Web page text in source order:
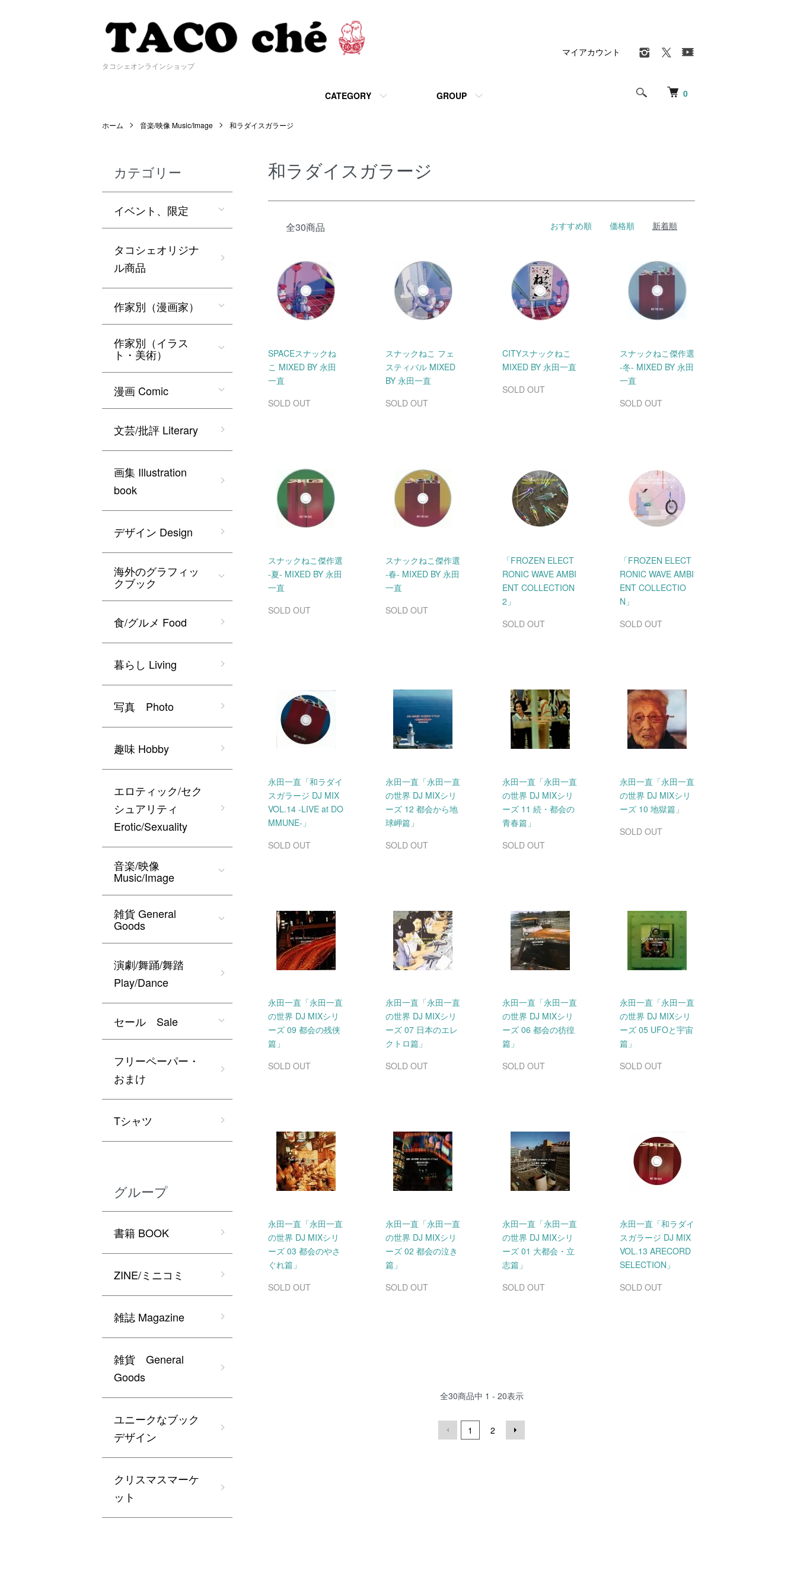
タコシェオンラインショップ
0
CATEGORY GROUP
マイアカウント
ホーム 音楽/映像 Music/Image 和ラダイスガラージ
和ラダイスガラージ
全30商品 おすすめ順 価格順 新着順
SPACEスナックね
こ MIXED BY 永田
一直
SOLD OUT
スナックねこ フェ
スティバル MIXED
BY 永田一直
SOLD OUT
CITYスナックねこ
MIXED BY 永田一直
SOLD OUT
スナックねこ傑作選
-冬- MIXED BY 永田
一直
SOLD OUT
スナックねこ傑作選
-夏- MIXED BY 永田
一直
SOLD OUT
スナックねこ傑作選
-春- MIXED BY 永田
一直
SOLD OUT
「FROZEN ELECT
RONIC WAVE AMBI
ENT COLLECTION
2」
SOLD OUT
「FROZEN ELECT
RONIC WAVE AMBI
ENT COLLECTIO
N」
SOLD OUT
永田一直「和ラダイ
スガラージ DJ MIX
VOL.14 -LIVE at DO
MMUNE-」
SOLD OUT
永田一直「永田一直
の世界 DJ MIXシリ
ーズ 12 都会から地
球岬篇」
SOLD OUT
永田一直「永田一直
の世界 DJ MIXシリ
ーズ 11 続・都会の
青春篇」
SOLD OUT
永田一直「永田一直
の世界 DJ MIXシリ
ーズ 10 地獄篇」
SOLD OUT
永田一直「永田一直
の世界 DJ MIXシリ
ーズ 09 都会の残侠
篇」
SOLD OUT
永田一直「永田一直
の世界 DJ MIXシリ
ーズ 07 日本のエレ
クトロ篇」
SOLD OUT
永田一直「永田一直
の世界 DJ MIXシリ
ーズ 06 都会の彷徨
篇」
SOLD OUT
永田一直「永田一直
の世界 DJ MIXシリ
ーズ 05 UFOと宇宙
篇」
SOLD OUT
永田一直「永田一直
の世界 DJ MIXシリ
ーズ 03 都会のやさ
ぐれ篇」
SOLD OUT
永田一直「永田一直
の世界 DJ MIXシリ
ーズ 02 都会の泣き
篇」
SOLD OUT
永田一直「永田一直
の世界 DJ MIXシリ
ーズ 01 大都会・立
志篇」
SOLD OUT
永田一直「和ラダイ
スガラージ DJ MIX
VOL.13 ARECORD
SELECTION」
SOLD OUT
全30商品中 1 - 20表示
1 2
カテゴリー
イベント、限定
タコシェオリジナ
ル商品
作家別（漫画家）
作家別（イラス
ト・美術）
漫画 Comic
文芸/批評 Literary
画集 Illustration
book
デザイン Design
海外のグラフィッ
クブック
食/グルメ Food
暮らし Living
写真 Photo
趣味 Hobby
エロティック/セク
シュアリティ
Erotic/Sexuality
音楽/映像
Music/Image
雑貨 General
Goods
演劇/舞踊/舞踏
Play/Dance
セール Sale
フリーペーパー・
おまけ
Tシャツ
グループ
書籍 BOOK
ZINE/ミニコミ
雑誌 Magazine
雑貨 General
Goods
ユニークなブック
デザイン
クリスマスマーケ
ット